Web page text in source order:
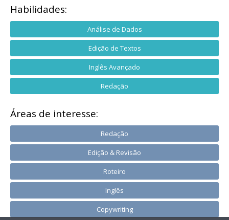
Habilidades:
Análise de Dados
Edição de Textos
Inglês Avançado
Redação
Áreas de interesse:
Redação
Edição & Revisão
Roteiro
Inglês
Copywriting